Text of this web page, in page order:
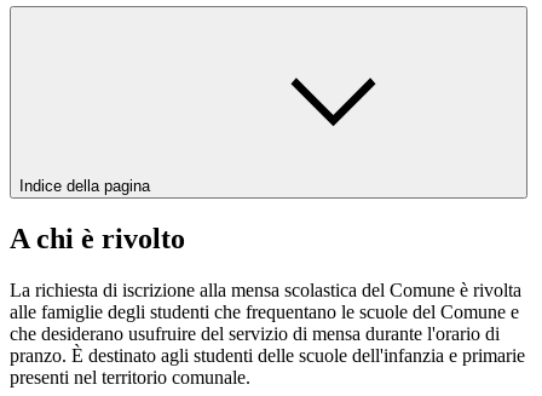
Indice della pagina
A chi è rivolto
La richiesta di iscrizione alla mensa scolastica del Comune è rivolta
alle famiglie degli studenti che frequentano le scuole del Comune e
che desiderano usufruire del servizio di mensa durante l'orario di
pranzo. È destinato agli studenti delle scuole dell'infanzia e primarie
presenti nel territorio comunale.